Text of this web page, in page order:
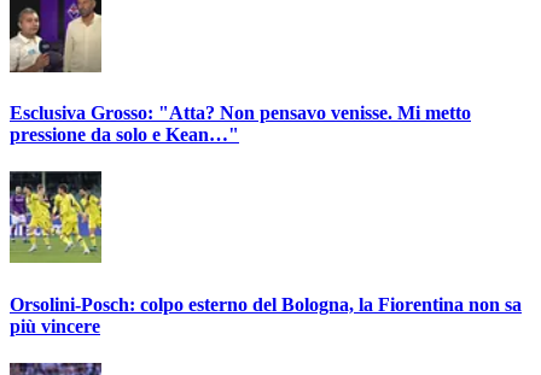
Esclusiva Grosso: "Atta? Non pensavo venisse. Mi metto
pressione da solo e Kean…"
Orsolini-Posch: colpo esterno del Bologna, la Fiorentina non sa
più vincere